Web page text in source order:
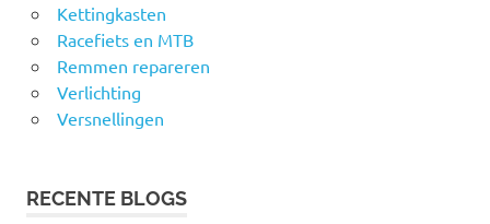
Kettingkasten
Racefiets en MTB
Remmen repareren
Verlichting
Versnellingen
RECENTE BLOGS